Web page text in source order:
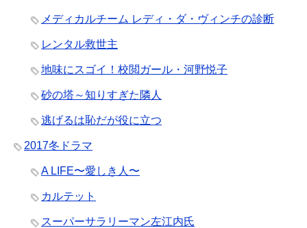
メディカルチーム レディ・ダ・ヴィンチの診断
レンタル救世主
地味にスゴイ！校閲ガール・河野悦子
砂の塔～知りすぎた隣人
逃げるは恥だが役に立つ
2017冬ドラマ
A LIFE〜愛しき人〜
カルテット
スーパーサラリーマン左江内氏